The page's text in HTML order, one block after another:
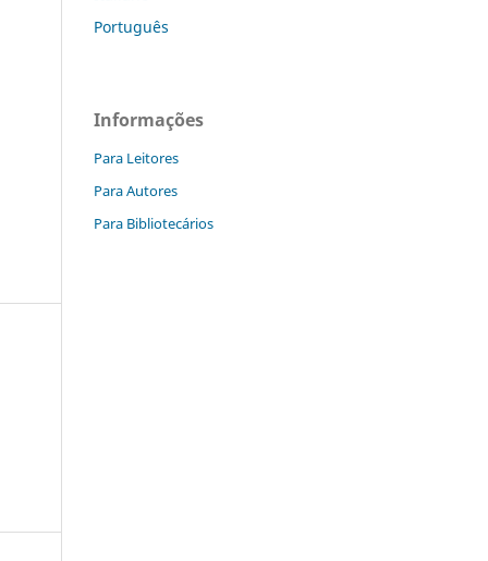
Português
Informações
Para Leitores
Para Autores
Para Bibliotecários